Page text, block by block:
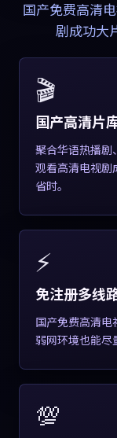
国产免费高清
剧成功大
🎬
国产高清片
聚合华语热播剧
观看高清电视剧
省时。
⚡
免注册多线
国产免费高清电
弱网环境也能尽
💯